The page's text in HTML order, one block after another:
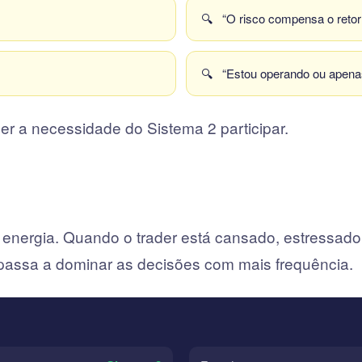
🔍 “O risco compensa o
🔍 “Estou operando ou
a necessidade do Sistema 2 participar.
Quando o trader está cansado,
a dominar as decisões com mais frequência.